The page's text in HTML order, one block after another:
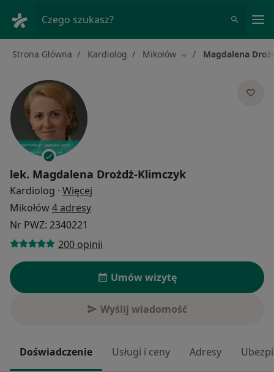
Czego szukasz?
Strona Główna Kardiolog Mikołów Zmień miasto
Magdalena
lek. Magdalena Drożdż-Klimczyk
Kardiolog · Więcej
Mikołów4 adresy
Nr PWZ: 2340221
200 opinii
Umów wizytę
Wyślij wiadomość
Doświadczenie Usługi i ceny Adresy